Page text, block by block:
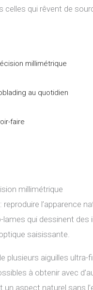
qui rêvent de
millimétrique
au quotidien
faire
millimétrique
l’apparence
qui dessinent
saisissante.
plusieurs aiguilles
à obtenir avec
aspect naturel sans